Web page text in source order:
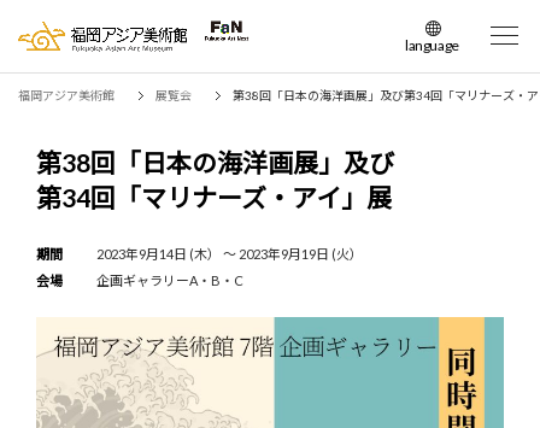
language
日本語
福岡アジア美術館 展覧会 第38回「日本の海洋画展」及び第34回「マリナーズ・
第38回「日本の海洋画展」及び
第34回「マリナーズ・アイ」展
期間
2023年9月14日 (木） 〜 2023年9月19日 (火）
会場
企画ギャラリーA・B・C